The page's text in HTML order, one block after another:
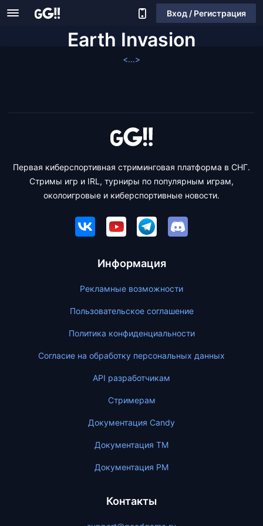
Вход / Регистрация
Earth Invasion
<...>
Первая киберспортивная стриминговая платформа в СНГ.
Стримы игр и IRL, турниры по популярным играм,
околоигровые и киберспортивные новости.
Информация
Рекламные возможности
Пользовательское соглашение
Политика конфиденциальности
Согласие на обработку персональных данных
API разработчикам
Стримерам
Документация Candy
Документация ТМ
Документация PM
Контакты